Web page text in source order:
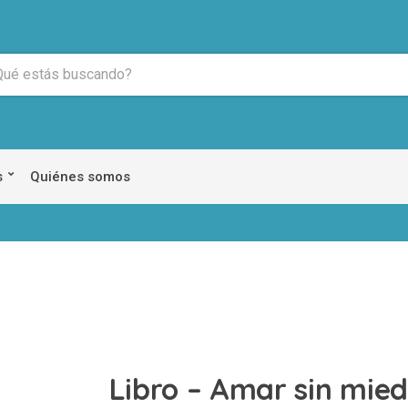
Quiénes somos
Libro – Amar sin